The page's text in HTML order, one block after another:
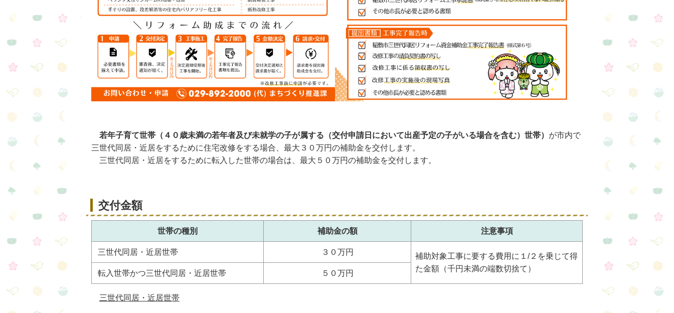
若年子育て世帯（４０歳未満の若年者及び未就学の子が属する（交付申請日において出産予定の子がいる場合を含む）世帯） が市内で
三世代同居・近居をするために住宅改修をする場合、最大３０万円の補助金を交付します。
三世代同居・近居をするために転入した世帯の場合は、最大５０万円の補助金を交付します。
交付金額
世帯の種別 補助金の額 注意事項
三世代同居・近居世帯 ３０万円
補助対象工事に要する費用に１/２を乗じて得
た金額（千円未満の端数切捨て）
転入世帯かつ三世代同居・近居世帯 ５０万円
三世代同居・近居世帯